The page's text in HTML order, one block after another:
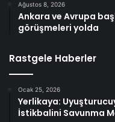
Ağustos 8, 2026
Ankara ve Avrupa
görüşmeleri yolda
Rastgele Haberler
Ocak 25, 2026
Yerlikaya:
İstikbalini Savunma